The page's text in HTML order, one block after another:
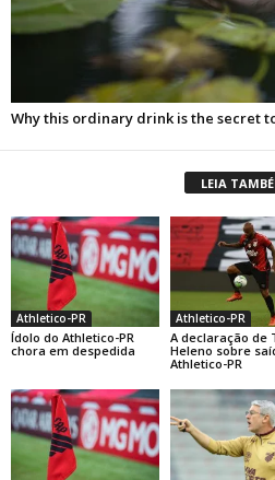
LEIA
Athletico-PR
Ídolo do Athletico-PR
chora em despedida
Athletico-PR
A declaração de
Heleno sobre
Athletico-PR